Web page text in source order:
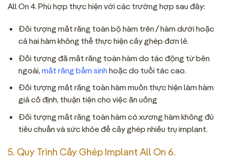
All On 4. Phù hợp thực hiện với các trường hợp sau đây:
Đối tượng mất răng toàn bộ hàm trên / hàm dưới hoặc
cả hai hàm không thể thực hiện cấy ghép đơn lẻ.
Đối tượng đã mất răng toàn hàm do tác động từ bên
ngoài, mất răng bẩm sinh hoặc do tuổi tác cao.
Đối tượng mất răng toàn hàm muốn thực hiện làm hàm
giả cố định, thuận tiện cho việc ăn uống
Đối tượng mất răng toàn hàm có xương hàm không đủ
tiêu chuẩn và sức khỏe để cấy ghép nhiều trụ implant.
5. Quy Trình Cấy Ghép Implant All On 6.